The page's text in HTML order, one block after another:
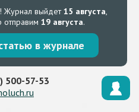
Журнал выйдет15 августа,
отправим 19 августа.
в журнале
500-57-53